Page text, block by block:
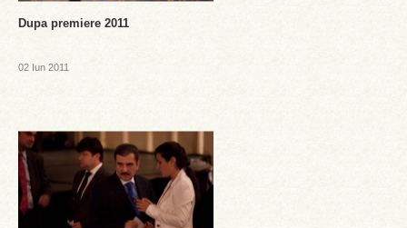
Dupa premiere 2011
02 Iun 2011